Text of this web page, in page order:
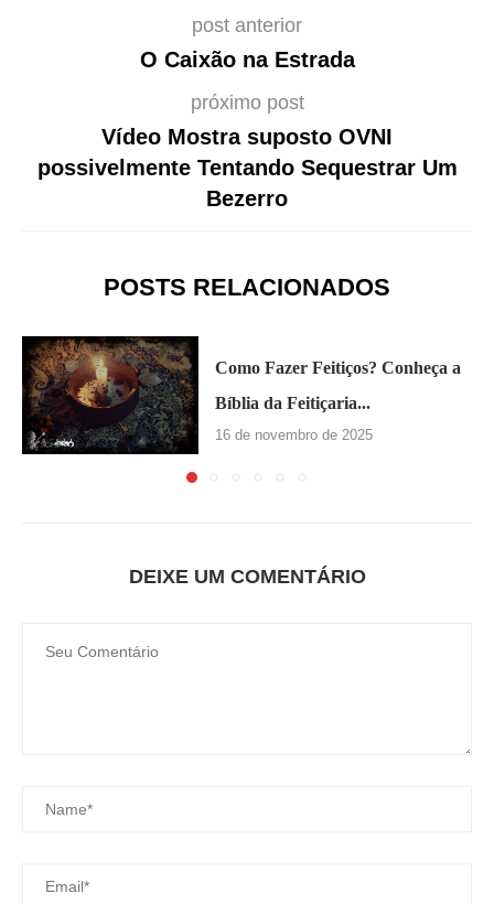
post anterior
O Caixão na Estrada
próximo post
Vídeo Mostra suposto OVNI
possivelmente Tentando Sequestrar Um
Bezerro
POSTS RELACIONADOS
Como Fazer Feitiços? Conheça a
Bíblia da Feitiçaria...
16 de novembro de 2025
DEIXE UM COMENTÁRIO